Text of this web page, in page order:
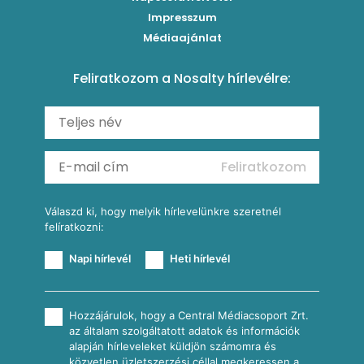
Carbonara
Shakshuka
Ratatouille
Mexikói húsleves kukorica salsával
Almás-kéksajtos kukoricasaláta
Köretek
Reggeli receptek
Impresszum
Médiaajánlat
Feliratkozom a Nosalty hírlevélre:
Feliratkozom
Válaszd ki, hogy melyik hírlevelünkre szeretnél
felíratkozni:
Napi hírlevél Heti hírlevél
Hozzájárulok, hogy a Central Médiacsoport Zrt.
az általam szolgáltatott adatok és információk
alapján hírleveleket küldjön számomra és